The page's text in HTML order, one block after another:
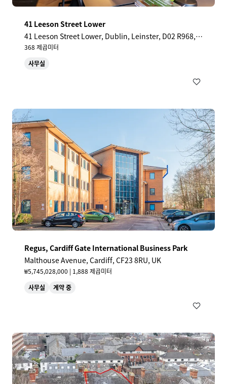
41 Leeson Street Lower
41 Leeson Street Lower, Dublin, Leinster, D02 R968, I
E
368 제곱미터
사무실
Regus, Cardiff Gate International Business Park
Malthouse Avenue, Cardiff, CF23 8RU, UK
₩5,745,028,000 | 1,888 제곱미터
사무실
계약 중